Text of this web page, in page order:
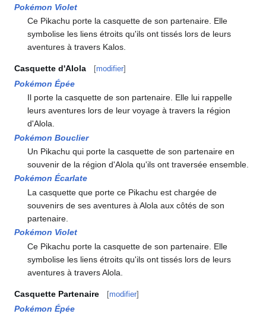
Pokémon Violet
Ce Pikachu porte la casquette de son partenaire. Elle
symbolise les liens étroits qu'ils ont tissés lors de leurs
aventures à travers Kalos.
Casquette d'Alola [modifier]
Pokémon Épée
Il porte la casquette de son partenaire. Elle lui rappelle
leurs aventures lors de leur voyage à travers la région
d'Alola.
Pokémon Bouclier
Un Pikachu qui porte la casquette de son partenaire en
souvenir de la région d'Alola qu'ils ont traversée ensemble.
Pokémon Écarlate
La casquette que porte ce Pikachu est chargée de
souvenirs de ses aventures à Alola aux côtés de son
partenaire.
Pokémon Violet
Ce Pikachu porte la casquette de son partenaire. Elle
symbolise les liens étroits qu'ils ont tissés lors de leurs
aventures à travers Alola.
Casquette Partenaire [modifier]
Pokémon Épée